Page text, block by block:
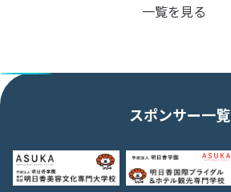
一覧を見る
スポンサー一覧